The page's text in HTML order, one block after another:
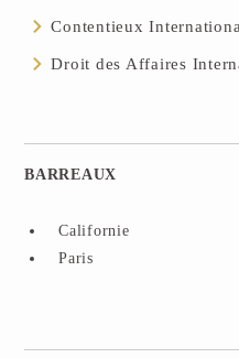
Contentieux
Droit des Affaires
BARREAUX
Californie
Paris